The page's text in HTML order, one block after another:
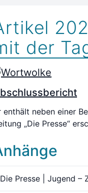
der
enthält neben einer
„Die Presse“
Die Presse | Jugend –